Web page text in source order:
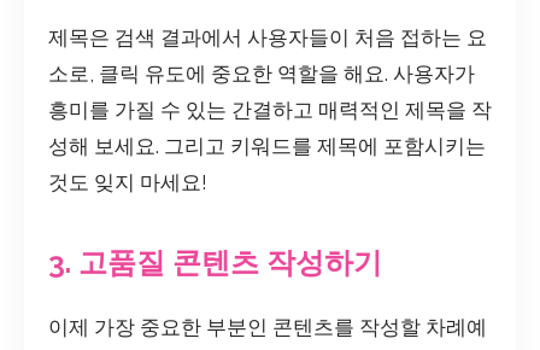
제목은 검색 결과에서 사용자들이 처음 접하는 요
소로, 클릭 유도에 중요한 역할을 해요. 사용자가
흥미를 가질 수 있는 간결하고 매력적인 제목을 작
성해 보세요. 그리고 키워드를 제목에 포함시키는
것도 잊지 마세요!
3. 고품질 콘텐츠 작성하기
이제 가장 중요한 부분인 콘텐츠를 작성할 차례예